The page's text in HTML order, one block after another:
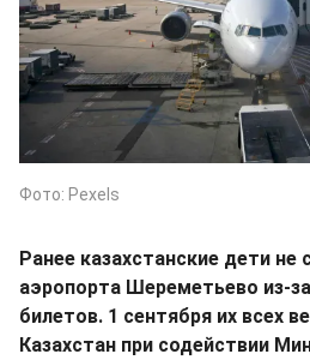
Фото: Pexels
Ранее казахстанские дети не
аэропорта Шереметьево из-
билетов. 1 сентября их всех
Казахстан при содействии